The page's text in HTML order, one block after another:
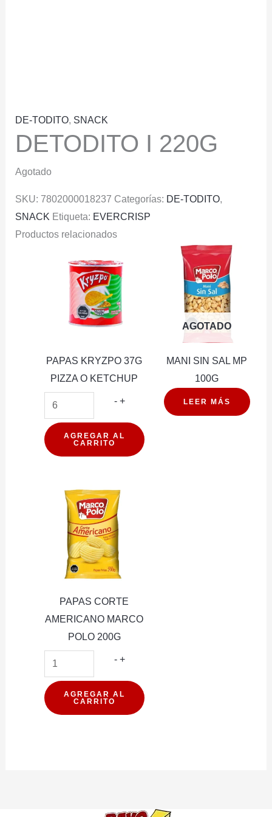
DE-TODITO, SNACK
DETODITO I 220G
Agotado
SKU: 7802000018237 Categorías: DE-TODITO,
SNACK Etiqueta: EVERCRISP
Productos relacionados
PAPAS KRYZPO 37G
PIZZA O KETCHUP
- PAPAS
37G
PIZZA
KETCHUP
cantidad
+
AGREGAR AL
CARRITO
AGOTADO
MANI SIN SAL MP
100G
LEER MÁS
PAPAS CORTE
AMERICANO MARCO
POLO 200G
- PAPAS
AMERICANO
MARCO
+
AGREGAR AL
CARRITO